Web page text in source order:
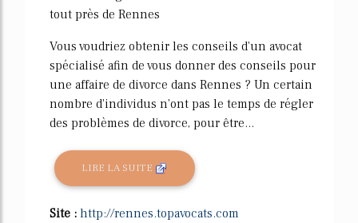
tout près de Rennes
Vous voudriez obtenir les conseils d'un avocat
spécialisé afin de vous donner des conseils pour
une affaire de divorce dans Rennes ? Un certain
nombre d'individus n'ont pas le temps de régler
des problèmes de divorce, pour être...
LIRE LA SUITE
Site : http://rennes.topavocats.com